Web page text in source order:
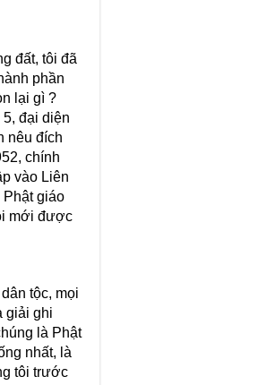
đất, tôi đã
phần
lại gì ?
đại diện
nêu đích
chính
vào Liên
giáo
mới được
tộc, mọi
giải ghi
là Phật
nhất, là
tôi trước